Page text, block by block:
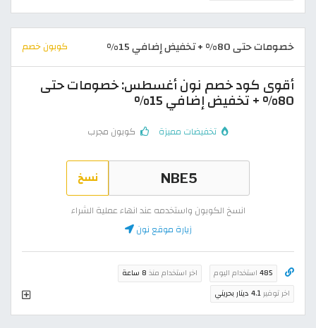
خصومات حتى 80% + تخفيض إضافي 15% كوبون خصم
أقوى كود خصم نون أغسطس: خصومات حتى
80% + تخفيض إضافي 15%
تخفيضات مميزة كوبون مجرب
نسخ
انسخ الكوبون واستخدمه عند انهاء عملية الشراء
زيارة موقع نون
485 استخدام اليوم اخر استخدام منذ 8 ساعة
اخر توفير4.1 دينار بحريني